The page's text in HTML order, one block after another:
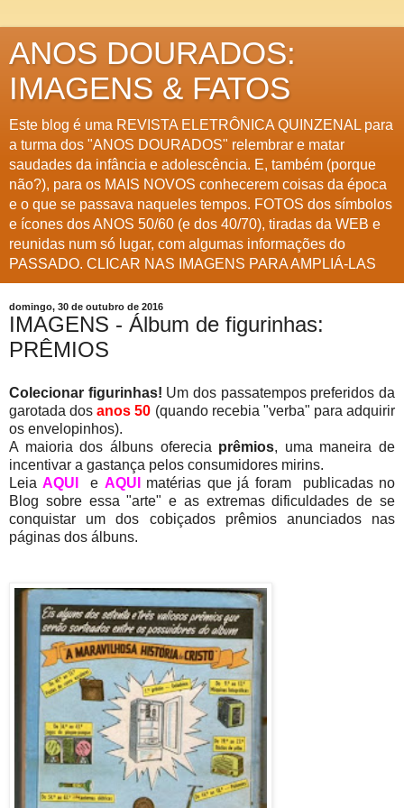
ANOS DOURADOS:
IMAGENS & FATOS
Este blog é uma REVISTA ELETRÔNICA QUINZENAL para
a turma dos "ANOS DOURADOS" relembrar e matar
saudades da infância e adolescência. E, também (porque
não?), para os MAIS NOVOS conhecerem coisas da época
e o que se passava naqueles tempos. FOTOS dos símbolos
e ícones dos ANOS 50/60 (e dos 40/70), tiradas da WEB e
reunidas num só lugar, com algumas informações do
PASSADO. CLICAR NAS IMAGENS PARA AMPLIÁ-LAS
domingo, 30 de outubro de 2016
IMAGENS - Álbum de figurinhas:
PRÊMIOS
Colecionar figurinhas! Um dos passatempos preferidos da
garotada dosanos 50 (quando recebia "verba" para adquirir
os envelopinhos).
A maioria dos álbuns oferecia prêmios, uma maneira de
incentivar a gastança pelos consumidores mirins.
LeiaAQUI e AQUI
matérias que já foram publicadas no
Blog sobre essa "arte" e as extremas dificuldades de se
conquistar um dos cobiçados prêmios anunciados nas
páginas dos álbuns.